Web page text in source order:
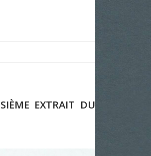
EXTRAIT DU